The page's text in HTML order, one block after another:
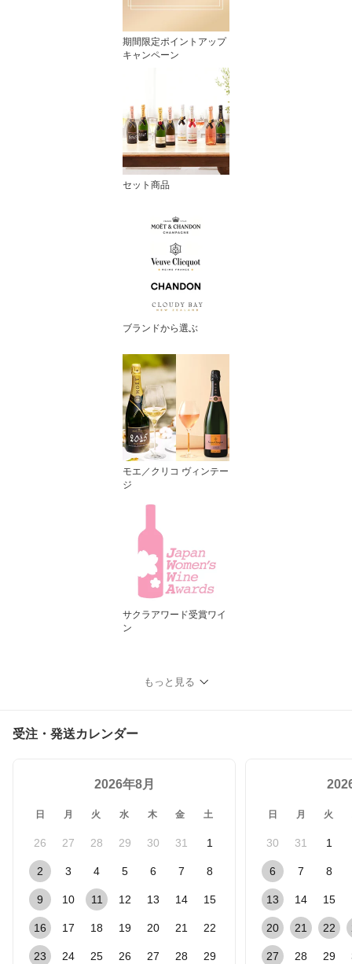
期間限定ポイントアップ
キャンペーン
セット商品
ブランドから選ぶ
モエ／クリコ ヴィンテー
ジ
サクラアワード受賞ワイ
ン
もっと見る
受注・発送カレンダー
2026年8月
日 月 火 水 木 金 土
26 27 28 29 30 31 1
2 3 4 5 6 7 8
9 10 11 12 13 14 15
16 17 18 19 20 21 22
23 24 25 26 27 28 29
日 月 火
30 31 1
6 7 8
13 14 15
20 21 22
27 28 29